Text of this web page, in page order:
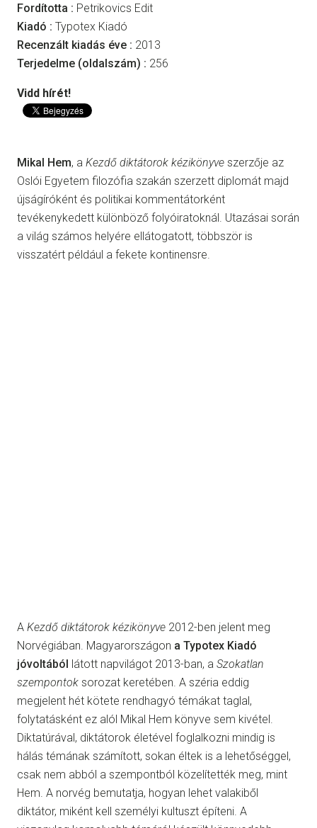
Fordította : Petrikovics Edit
Kiadó : Typotex Kiadó
Recenzált kiadás éve : 2013
Terjedelme (oldalszám) : 256
Vidd hírét!
Mikal Hem, a Kezdő diktátorok kézikönyve szerzője az
Oslói Egyetem filozófia szakán szerzett diplomát majd
újságíróként és politikai kommentátorként
tevékenykedett különböző folyóiratoknál. Utazásai során
a világ számos helyére ellátogatott, többször is
visszatért például a fekete kontinensre.
A Kezdő diktátorok kézikönyve 2012-ben jelent meg
Norvégiában. Magyarországon a Typotex Kiadó
jóvoltából látott napvilágot 2013-ban, a Szokatlan
szempontok sorozat keretében. A széria eddig
megjelent hét kötete rendhagyó témákat taglal,
folytatásként ez alól Mikal Hem könyve sem kivétel.
Diktatúrával, diktátorok életével foglalkozni mindig is
hálás témának számított, sokan éltek is a lehetőséggel,
csak nem abból a szempontból közelítették meg, mint
Hem. A norvég bemutatja, hogyan lehet valakiből
diktátor, miként kell személyi kultuszt építeni. A